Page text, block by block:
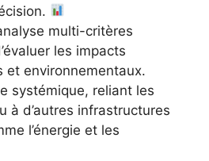
multi-critères
les impacts
et environnementaux.
systémique, reliant les
à d’autres infrastructures
l’énergie et les